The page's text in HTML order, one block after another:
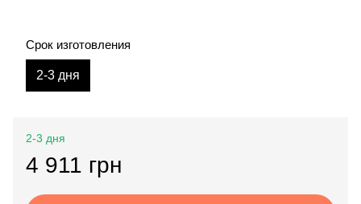
Срок изготовления
2-3 дня
2-3 дня
4 911 грн